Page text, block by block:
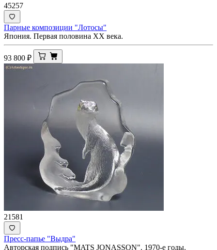
45257
Парные композиции "Лотосы"
Япония. Первая половина XX века.
93 800 ₽
21581
Пресс-папье "Выдра"
Авторская подпись "MATS JONASSON". 1970-е годы.